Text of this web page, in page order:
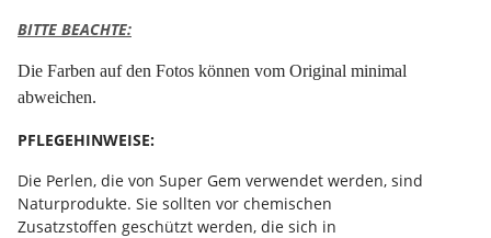
BITTE BEACHTE:
Die Farben auf den Fotos können vom Original minimal
abweichen.
PFLEGEHINWEISE:
Die Perlen, die von Super Gem verwendet werden, sind
Naturprodukte. Sie sollten vor chemischen
Zusatzstoffen geschützt werden, die sich in